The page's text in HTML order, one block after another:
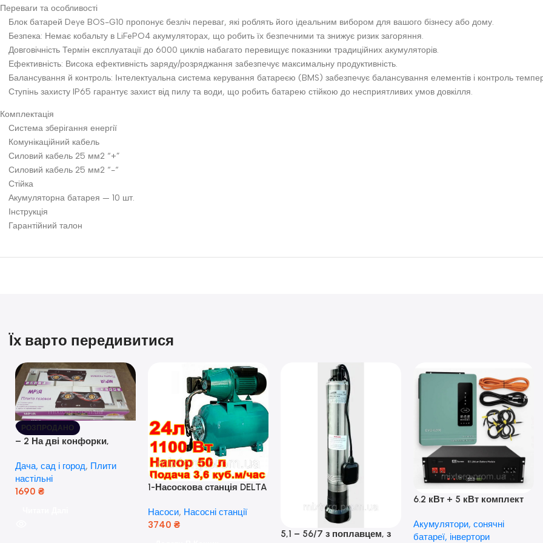
Переваги та особливості
Блок батарей Deye BOS-G10 пропонує безліч переваг, які роблять його ідеальним вибором для вашого бізнесу або дому.
Безпека: Немає кобальту в LiFePO4 акумуляторах, що робить їх безпечними та знижує ризик загоряння.
Довговічність Термін експлуатації до 6000 циклів набагато перевищує показники традиційних акумуляторів.
Ефективність: Висока ефективність заряду/розряджання забезпечує максимальну продуктивність.
Балансування й контроль: Інтелектуальна система керування батареєю (BMS) забезпечує балансування елементів і контроль
Ступінь захисту IP65 гарантує захист від пилу та води, що робить батарею стійкою до несприятливих умов довкілля.
Комплектація
Система зберігання енергії
Комунікаційний кабель
Силовий кабель 25 мм2 “+”
Силовий кабель 25 мм2 “-“
Стійка
Акумуляторна батарея — 10 шт.
Інструкція
Гарантійний талон
Їх варто передивитися
РОЗПРОДАНО
– 2 На дві конфорки,
розпалюванням.
Дача, сад і город, Плити
настільні
1690 ₴
1-Насоскова станція DELTA
кВт) ( Польща)
Насоси, Насосні станції
3740 ₴
5,1 – 56/7 з поплавцем, з
6.2 кВт + 5 кВт комплект
Гібридний інвертор Anern
та акумулятор Dyness, 50А
Акумулятори, сонячні
батареї, інвертори